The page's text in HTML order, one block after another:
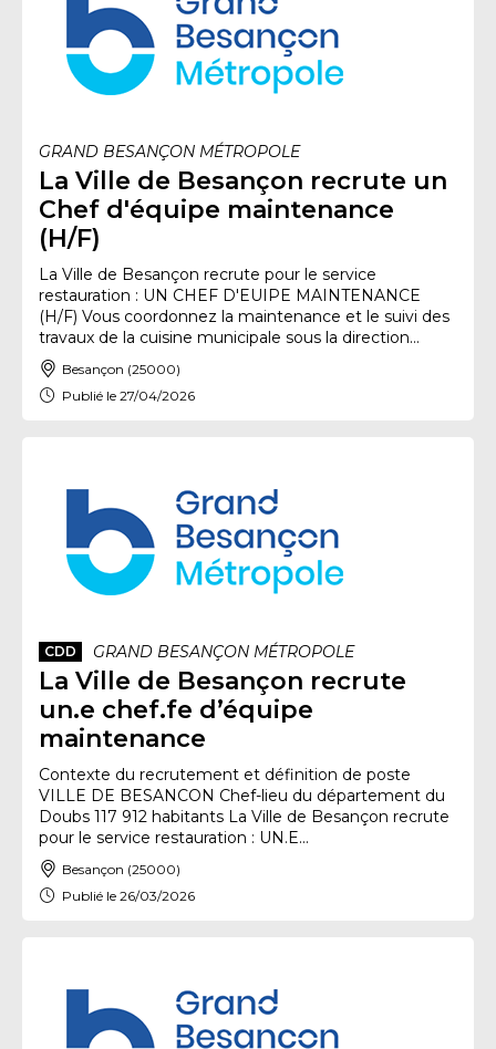
GRAND BESANÇON MÉTROPOLE
La Ville de Besançon recrute un
Chef d'équipe maintenance
(H/F)
La Ville de Besançon recrute pour le service
restauration : UN CHEF D'EUIPE MAINTENANCE
(H/F) Vous coordonnez la maintenance et le suivi des
travaux de la cuisine municipale sous la direction...
Besançon (25000)
Publié le 27/04/2026
CDD GRAND BESANÇON MÉTROPOLE
La Ville de Besançon recrute
un.e chef.fe d’équipe
maintenance
Contexte du recrutement et définition de poste
VILLE DE BESANCON Chef-lieu du département du
Doubs 117 912 habitants La Ville de Besançon recrute
pour le service restauration : UN.E...
Besançon (25000)
Publié le 26/03/2026